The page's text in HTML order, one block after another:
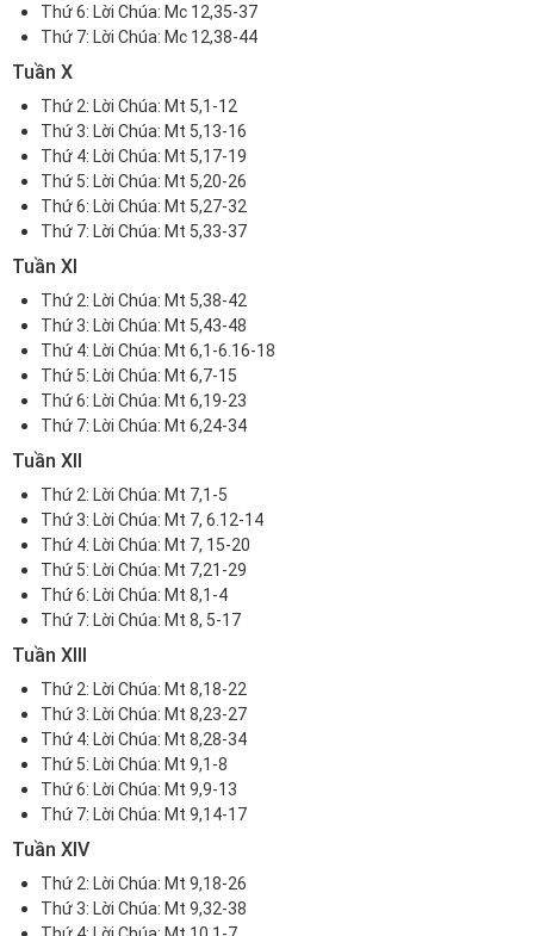
Thứ 6: Lời Chúa: Mc 12,35-37
Thứ 7: Lời Chúa: Mc 12,38-44
Tuần X
Thứ 2: Lời Chúa: Mt 5,1-12
Thứ 3: Lời Chúa: Mt 5,13-16
Thứ 4: Lời Chúa: Mt 5,17-19
Thứ 5: Lời Chúa: Mt 5,20-26
Thứ 6: Lời Chúa: Mt 5,27-32
Thứ 7: Lời Chúa: Mt 5,33-37
Tuần XI
Thứ 2: Lời Chúa: Mt 5,38-42
Thứ 3: Lời Chúa: Mt 5,43-48
Thứ 4: Lời Chúa: Mt 6,1-6.16-18
Thứ 5: Lời Chúa: Mt 6,7-15
Thứ 6: Lời Chúa: Mt 6,19-23
Thứ 7: Lời Chúa: Mt 6,24-34
Tuần XII
Thứ 2: Lời Chúa: Mt 7,1-5
Thứ 3: Lời Chúa: Mt 7, 6.12-14
Thứ 4: Lời Chúa: Mt 7, 15-20
Thứ 5: Lời Chúa: Mt 7,21-29
Thứ 6: Lời Chúa: Mt 8,1-4
Thứ 7: Lời Chúa: Mt 8, 5-17
Tuần XIII
Thứ 2: Lời Chúa: Mt 8,18-22
Thứ 3: Lời Chúa: Mt 8,23-27
Thứ 4: Lời Chúa: Mt 8,28-34
Thứ 5: Lời Chúa: Mt 9,1-8
Thứ 6: Lời Chúa: Mt 9,9-13
Thứ 7: Lời Chúa: Mt 9,14-17
Tuần XIV
Thứ 2: Lời Chúa: Mt 9,18-26
Thứ 3: Lời Chúa: Mt 9,32-38